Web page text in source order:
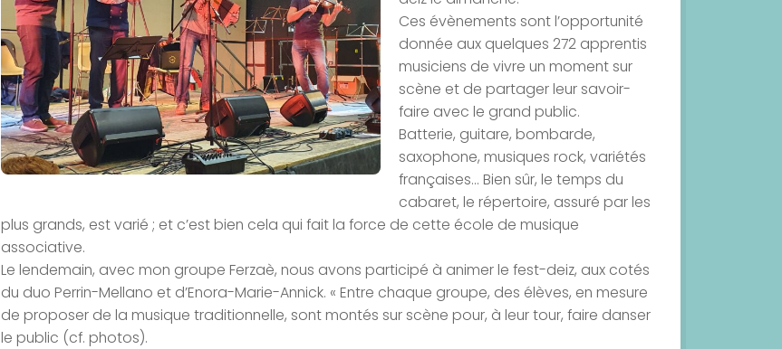
Ces évènements sont l’opportunité
donnée aux quelques 272 apprentis
musiciens de vivre un moment sur
scène et de partager leur savoir-
faire avec le grand public.
Batterie, guitare, bombarde,
saxophone, musiques rock, variétés
françaises… Bien sûr, le temps du
cabaret, le répertoire, assuré par les
plus grands, est varié ; et c’est bien cela qui fait la force de cette école de musique
associative.
Le lendemain, avec mon groupe Ferzaè, nous avons participé à animer le fest-deiz, aux cotés
du duo Perrin-Mellano et d’Enora-Marie-Annick. « Entre chaque groupe, des élèves, en mesure
de proposer de la musique traditionnelle, sont montés sur scène pour, à leur tour, faire danser
le public (cf. photos).